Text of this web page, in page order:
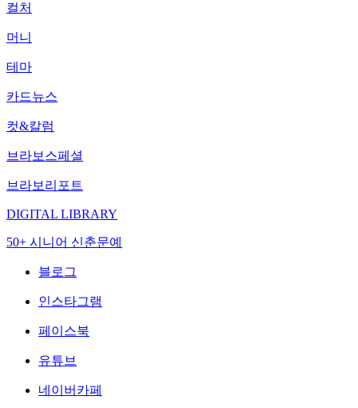
컬처
머니
테마
카드뉴스
컷&칼럼
브라보스페셜
브라보리포트
DIGITAL LIBRARY
50+ 시니어 신춘문예
블로그
인스타그램
페이스북
유튜브
네이버카페